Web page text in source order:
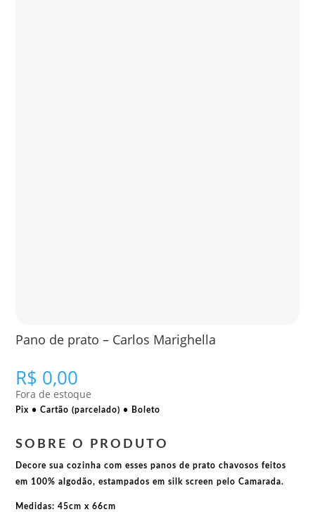
Pano de prato – Carlos Marighella
R$ 0,00
Fora de estoque
Pix • Cartão (parcelado) • Boleto
SOBRE O PRODUTO
Decore sua cozinha com esses panos de prato chavosos feitos
em 100% algodão, estampados em silk screen pelo Camarada.
Medidas: 45cm x 66cm